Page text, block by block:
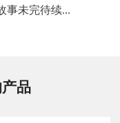
事未完待续...
品